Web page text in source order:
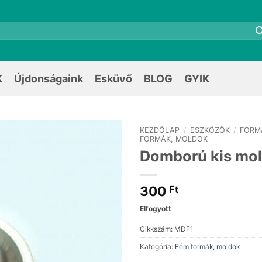
Újdonságaink Esküvő BLOG GYIK
KEZDŐLAP / ESZKÖZÖK /
FORMÁK, MOLDOK
Domború kis
300 Ft
Elfogyott
Cikkszám: MDF1
Kategória: Fém formák, moldok